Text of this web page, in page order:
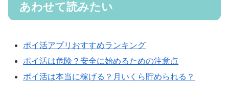
あわせて読みたい
ポイ活アプリおすすめランキング
ポイ活は危険？安全に始めるための注意点
ポイ活は本当に稼げる？月いくら貯められる？